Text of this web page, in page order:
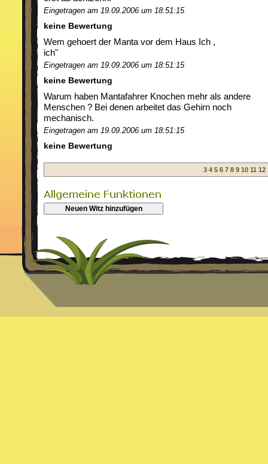
Eingetragen am 19.09.2006 um 18:51:15
keine Bewertung
Wem gehoert der Manta vor dem Haus Ich ,
ich"
Eingetragen am 19.09.2006 um 18:51:15
keine Bewertung
Warum haben Mantafahrer Knochen mehr als andere
Menschen ? Bei denen arbeitet das Gehirn noch
mechanisch.
Eingetragen am 19.09.2006 um 18:51:15
keine Bewertung
3 4 5 6 7 8 9 10 11 12
Neuen Witz hinzufügen